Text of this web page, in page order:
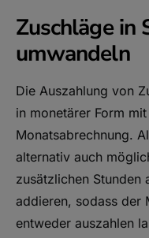
Zuschläge in
umwandeln
Die Auszahlung von
in monetärer Form
Monatsabrechnung.
alternativ auch
zusätzlichen Stunden
addieren, sodass der
entweder auszahlen